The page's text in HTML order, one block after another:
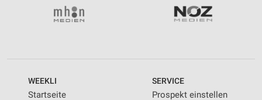
WEEKLI
Startseite
SERVICE
Prospekt einstellen